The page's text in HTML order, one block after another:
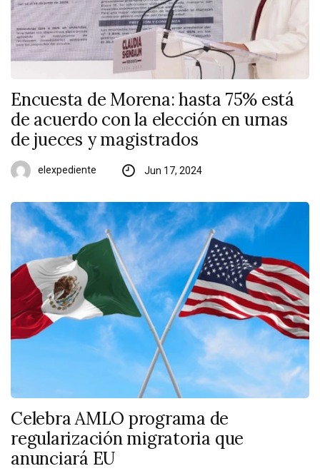
Encuesta de Morena: hasta 75% está
de acuerdo con la elección en urnas
de jueces y magistrados
elexpediente Jun 17, 2024
Celebra AMLO programa de
regularización migratoria que
anunciará EU